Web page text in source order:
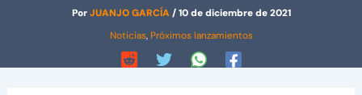
PorJUANJO GARCÍA/10 de diciembre de 2021
Noticias, Próximos lanzamientos